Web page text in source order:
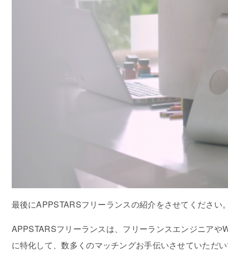
最後にAPPSTARSフリーランスの紹介をさせてください
APPSTARSフリーランスは、フリーランスエンジニア
に特化して、数多くのマッチングお手伝いさせていただ